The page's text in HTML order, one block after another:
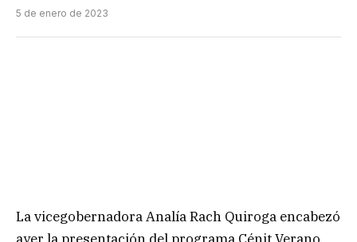
5 de enero de 2023
La vicegobernadora Analía Rach Quiroga encabezó